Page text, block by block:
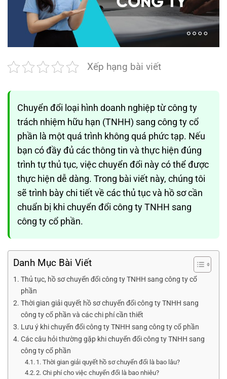
Xếp hạng bài viết
Chuyển đổi loại hình doanh nghiệp từ công ty
trách nhiệm hữu hạn (TNHH) sang công ty cổ
phần là một quá trình không quá phức tạp. Nếu
bạn có đầy đủ các thông tin và thực hiện đúng
trình tự thủ tục, việc chuyển đổi này có thể được
thực hiện dễ dàng. Trong bài viết này, chúng tôi
sẽ trình bày chi tiết về các thủ tục và hồ sơ cần
chuẩn bị khi chuyển đổi công ty TNHH sang
công ty cổ phần.
Danh Mục Bài Viết
Thủ tục, hồ sơ chuyển đổi công ty TNHH sang công ty cổ
phần
Thời gian giải quyết hồ sơ chuyển đổi công ty TNHH sang
công ty cổ phần và các chi phí cần thiết
Lưu ý khi chuyển đổi công ty TNHH sang công ty cổ phần
Các câu hỏi thường gặp khi chuyển đổi công ty TNHH sang
công ty cổ phần
1. Thời gian giải quyết hồ sơ chuyển đổi là bao lâu?
2. Chi phí cho việc chuyển đổi là bao nhiêu?